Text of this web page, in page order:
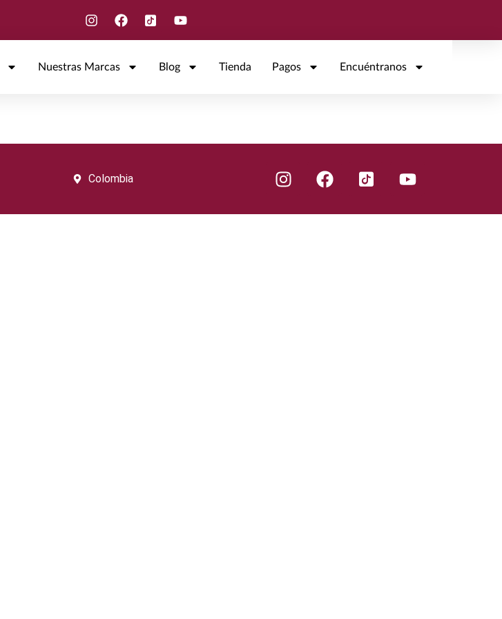
Nuestras Marcas Blog Tienda Pagos Encuéntranos
Colombia